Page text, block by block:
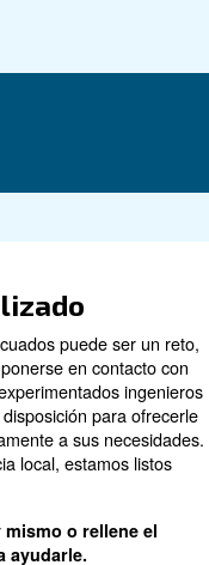
el flujo de aire
la eficiencia
limpio y exento de
del producto
vida útil de su
de presión,
a mantener un